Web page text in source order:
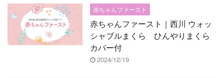
赤ちゃんファースト
赤ちゃんファースト｜西川 ウォッ
シャブルまくら ひんやりまくら
カバー付
2024/12/19